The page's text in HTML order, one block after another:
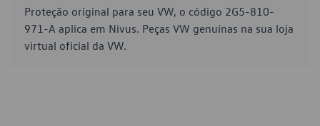
Proteção original para seu VW, o código 2G5-810-
971-A aplica em Nivus. Peças VW genuínas na sua loja
virtual oficial da VW.